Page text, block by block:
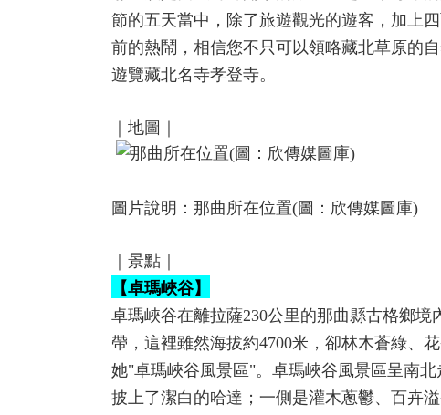
節的五天當中，除了旅遊觀光的遊客，加上
前的熱鬧，相信您不只可以領略藏北草原的
遊覽藏北名寺孝登寺。
｜地圖｜
圖片說明：那曲所在位置(圖：欣傳媒圖庫)
｜景點｜
【卓瑪峽谷】
卓瑪峽谷在離拉薩230公里的那曲縣古格鄉
帶，這裡雖然海拔約4700米，卻林木蒼綠、
她"卓瑪峽谷風景區"。卓瑪峽谷風景區呈南
披上了潔白的哈達；一側是灌木蔥鬱、百卉